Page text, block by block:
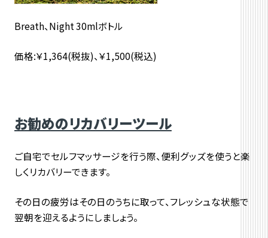
Breath、Night 30mlボトル
価格:￥1,364(税抜)、￥1,500(税込)
お勧めのリカバリーツール
ご自宅でセルフマッサージを行う際、便利グッズを使うと楽
しくリカバリーできます。
その日の疲労はその日のうちに取って、フレッシュな状態で
翌朝を迎えるようにしましょう。